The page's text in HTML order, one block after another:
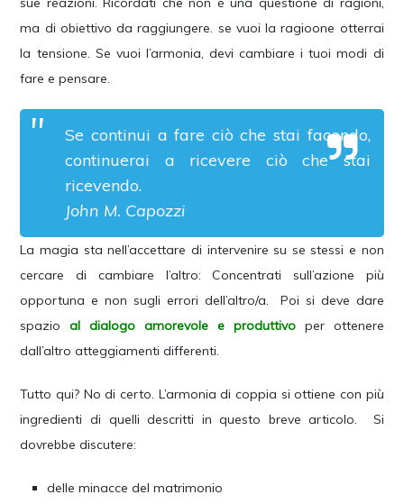
ma di obiettivo da raggiungere. se vuoi la ragioone otterrai
la tensione. Se vuoi l’armonia, devi cambiare i tuoi modi di
fare e pensare.
Se continui a fare ciò che stai facendo,
continuerai a ricevere ciò che stai
ricevendo.
John M. Capozzi
La magia sta nell’accettare di intervenire su se stessi e non
cercare di cambiare l’altro: Concentrati sull’azione più
opportuna e non sugli errori dell’altro/a. Poi si deve dare
spazioal dialogo amorevole e produttivoper ottenere
dall’altro atteggiamenti differenti.
Tutto qui? No di certo. L’armonia di coppia si ottiene con più
ingredienti di quelli descritti in questo breve articolo. Si
dovrebbe discutere:
delle minacce del matrimonio